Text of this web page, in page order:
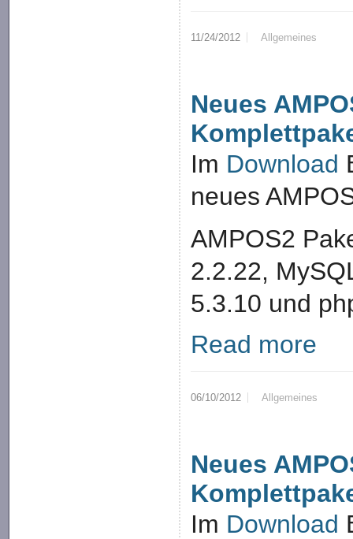
11/24/2012 Allgemeines
Neues
Im Download
neues
AMPOS2
2.2.22,
5.3.10 und
Read more
06/10/2012 Allgemeines
Neues
Im Download